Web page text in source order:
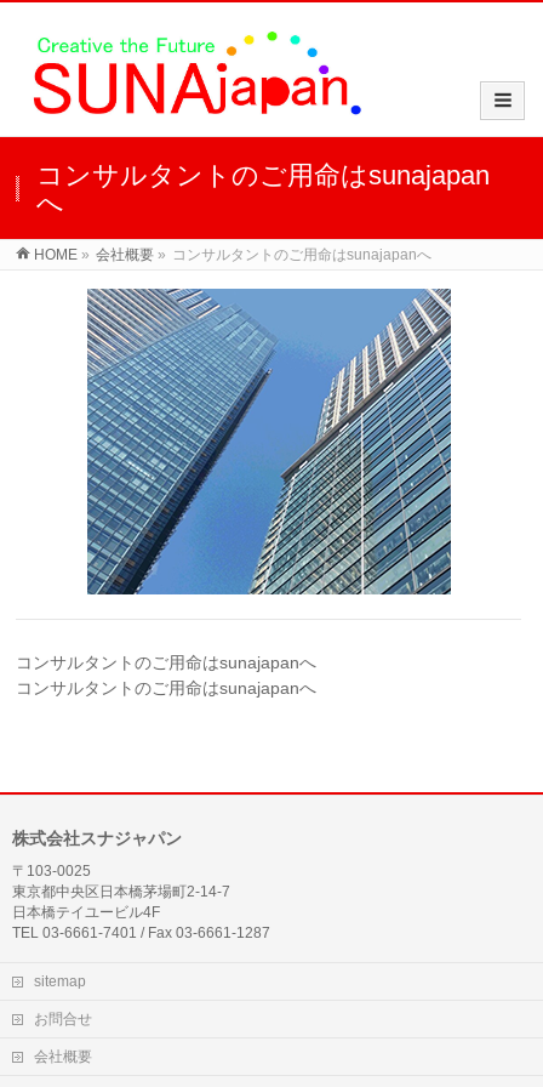
コンサルタントのご用命はsunajapan
へ
HOME » 会社概要 » コンサルタントのご用命はsunajapanへ
コンサルタントのご用命はsunajapanへ
コンサルタントのご用命はsunajapanへ
株式会社スナジャパン
〒103-0025
東京都中央区日本橋茅場町2-14-7
日本橋テイユービル4F
TEL 03-6661-7401 / Fax 03-6661-1287
sitemap
お問合せ
会社概要